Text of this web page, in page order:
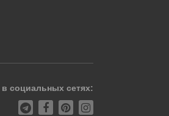
в социальных сетях: